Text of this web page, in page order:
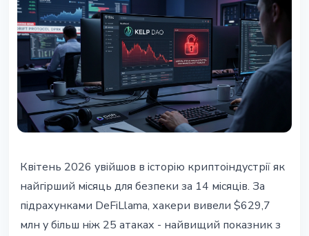
Квітень 2026: крипторинок
втратив $630 млн у зламах -
найгірший місяць за рік
Квітень 2026 увійшов в історію криптоіндустрії як
найгірший місяць для безпеки за 14 місяців. За
підрахунками DeFiLlama, хакери вивели $629,7
млн у більш ніж 25 атаках - найвищий показник з